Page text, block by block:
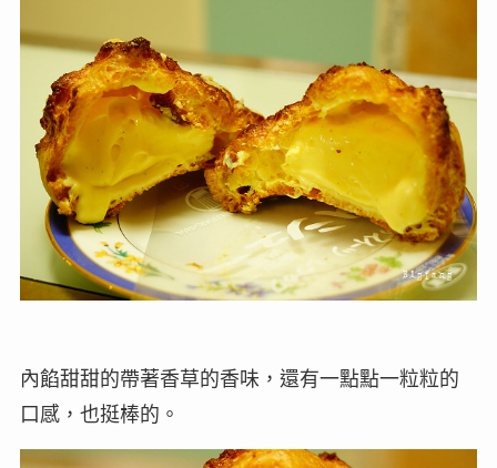
內餡甜甜的帶著香草的香味，還有一點點一粒粒的
口感，也挺棒的。